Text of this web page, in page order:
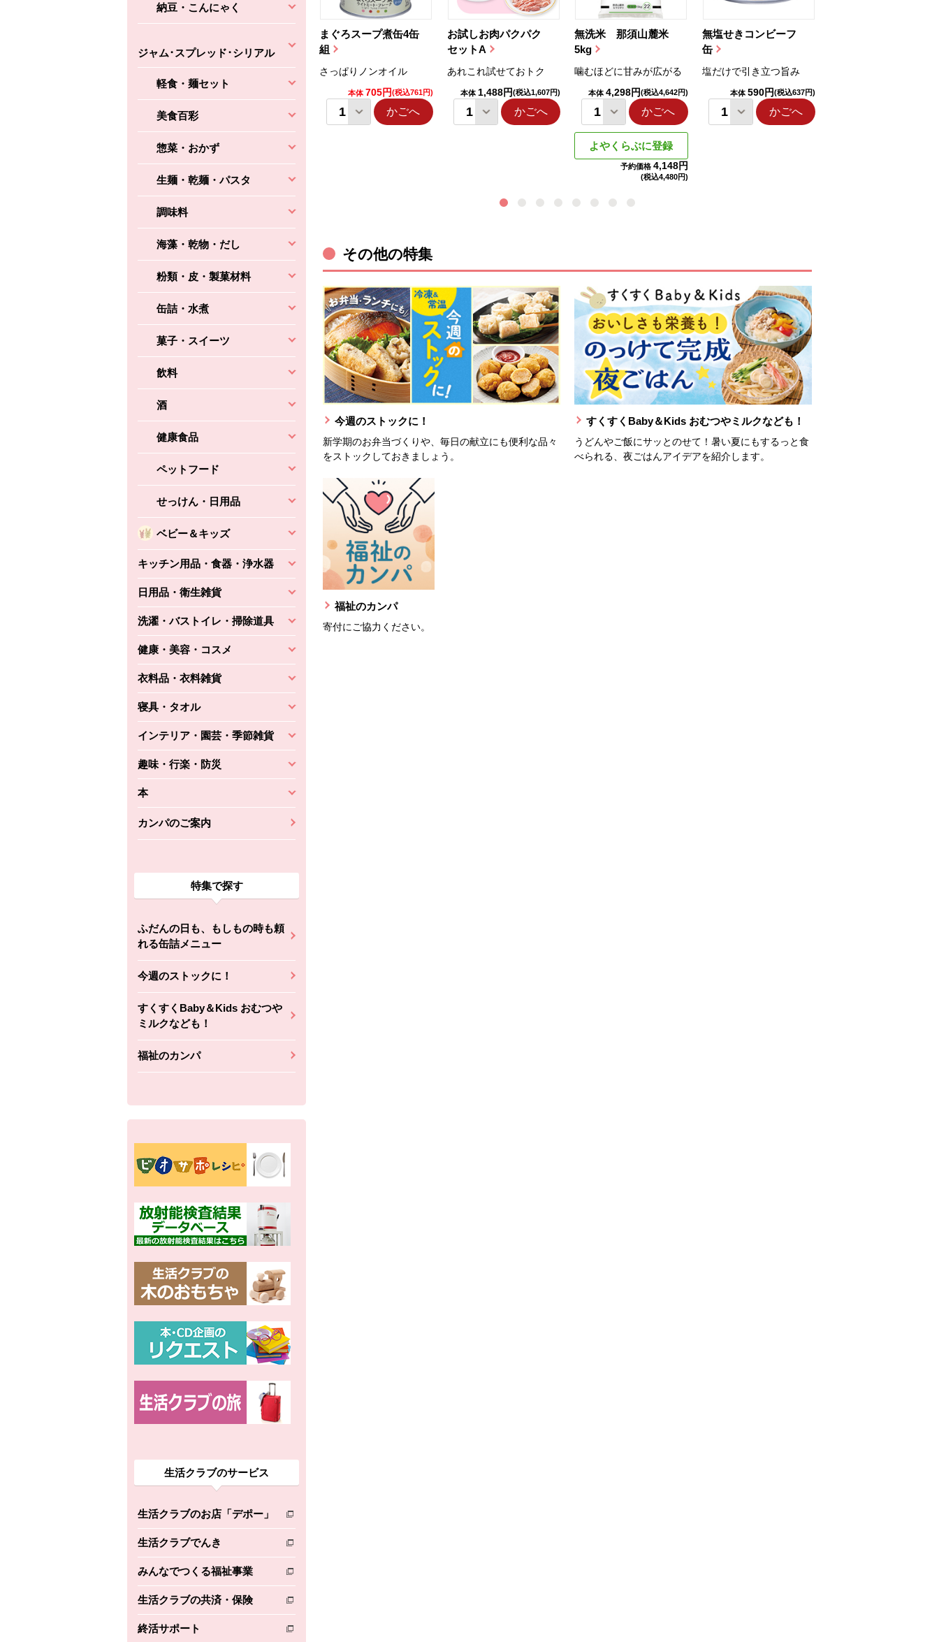
納豆・こんにゃく
ジャム･スプレッド･シリアル
軽食・麺セット
美食百彩
惣菜・おかず
生麺・乾麺・パスタ
調味料
海藻・乾物・だし
粉類・皮・製菓材料
缶詰・水煮
菓子・スイーツ
飲料
酒
健康食品
ペットフード
せっけん・日用品
ベビー＆キッズ
キッチン用品・食器・浄水器
日用品・衛生雑貨
洗濯・バストイレ・掃除道具
健康・美容・コスメ
衣料品・衣料雑貨
寝具・タオル
インテリア・園芸・季節雑貨
趣味・行楽・防災
本
カンパのご案内
特集で探す
ふだんの日も、もしもの時も頼
れる缶詰メニュー
今週のストックに！
すくすくBaby＆Kids おむつや
ミルクなども！
福祉のカンパ
生活クラブのサービス
生活クラブのお店「デポー」
別のウィンドウで開きます。
生活クラブでんき
別のウィンドウで開きます。
みんなでつくる福祉事業
別のウィンドウで開きます。
生活クラブの共済・保険
別のウィンドウで開きます。
終活サポート
別のウィンドウで開きます。
まぐろスープ煮缶4缶
組
さっぱりノンオイル
本体 705円(税込761円)
かごへ
お試しお肉パクパク
セットA
あれこれ試せておトク
本体 1,488円(税込1,607円)
かごへ
無洗米 那須山麓米
5kg
噛むほどに甘みが広がる
本体 4,298円(税込4,642円)
かごへ
よやくらぶに登録
予約価格 4,148円
(税込4,480円)
無塩せきコンビーフ
缶
塩だけで引き立つ旨み
本体 590円(税込637円)
かごへ
えびの風味がぶわっ！
かごへ
コク深くフルーティー
2,160円
かごへ
その他の特集
今週のストックに！
新学期のお弁当づくりや、毎日の献立にも便利な品々
をストックしておきましょう。
すくすくBaby＆Kids おむつやミルクなども！
うどんやご飯にサッとのせて！暑い夏にもするっと食
べられる、夜ごはんアイデアを紹介します。
福祉のカンパ
寄付にご協力ください。